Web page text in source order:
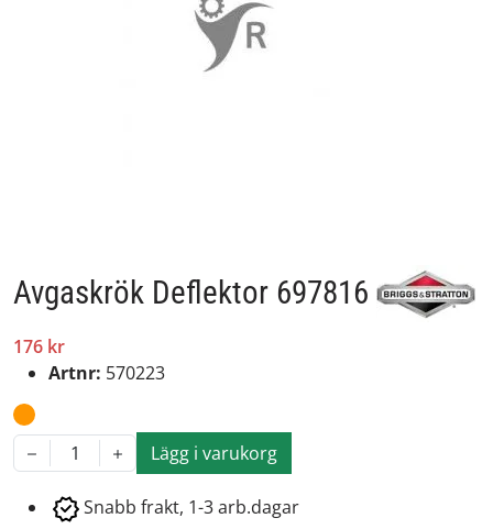
Avgaskrök Deflektor 697816
176 kr
Artnr: 570223
1 Lägg i varukorg
Snabb frakt, 1-3 arb.dagar